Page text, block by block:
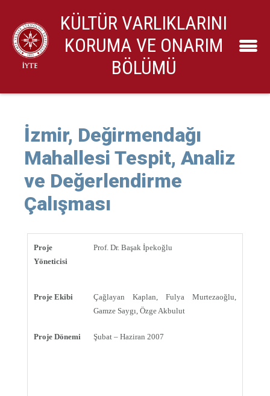
KÜLTÜR VARLIKLARINI
KORUMA VE ONARIM
BÖLÜMÜ
İzmir, Değirmendağı
Mahallesi Tespit, Analiz
ve Değerlendirme
Çalışması
Proje
Yöneticisi
Prof. Dr. Başak İpekoğlu
Proje Ekibi
Çağlayan Kaplan, Fulya Murtezaoğlu,
Gamze Saygı, Özge Akbulut
Proje Dönemi Şubat – Haziran 2007